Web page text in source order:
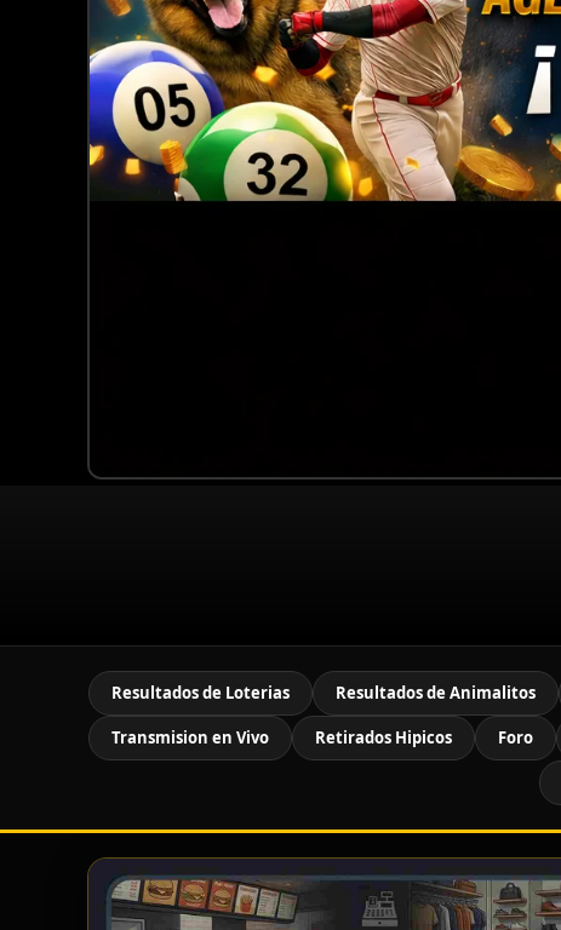
Resultados de Loterias Resultados de Animalitos
Transmision en Vivo Retirados Hipicos Foro